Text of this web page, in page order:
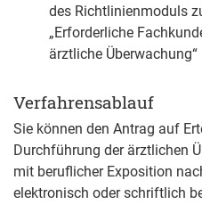
des Richtlinienmoduls
„Erforderliche
ärztliche Überwachung“
Verfahrensablauf
Sie können den Antrag auf
Durchführung der ärztlichen
mit beruflicher Exposition
elektronisch oder schriftlich